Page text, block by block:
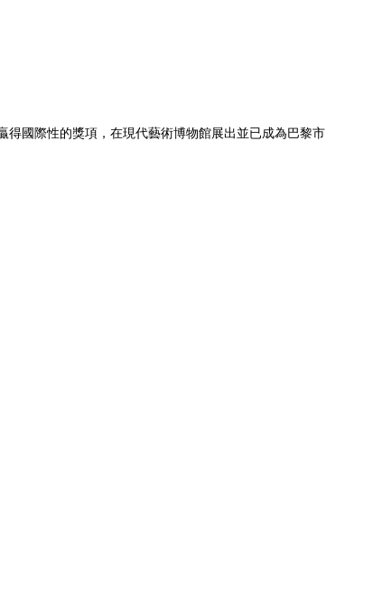
國際性的獎項，在現代藝術博物館展出並已成為巴黎市